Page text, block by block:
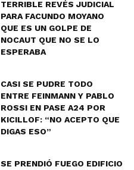
TERRIBLE REVÉS JUDICIAL
PARA FACUNDO MOYANO
QUE ES UN GOLPE DE
NOCAUT QUE NO SE LO
ESPERABA
CASI SE PUDRE TODO
ENTRE FEINMANN Y PABLO
ROSSI EN PASE A24 POR
KICILLOF: “NO ACEPTO QUE
DIGAS ESO”
SE PRENDIÓ FUEGO EDIFICIO